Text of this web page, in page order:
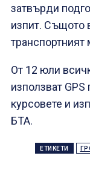
затвърди
изпит. Същото
транспортният
От 12 юли
използват
курсовете и
БТА.
ЕТИКЕТИ